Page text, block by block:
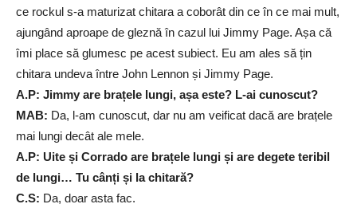
ce rockul s-a maturizat chitara a coborât din ce în ce mai mult,
ajungând aproape de gleznă în cazul lui Jimmy Page. Așa că
îmi place să glumesc pe acest subiect. Eu am ales să țin
chitara undeva între John Lennon și Jimmy Page.
A.P: Jimmy are brațele lungi, așa este? L-ai cunoscut?
MAB: Da, l-am cunoscut, dar nu am veificat dacă are brațele
mai lungi decât ale mele.
A.P: Uite și Corrado are brațele lungi și are degete teribil
de lungi… Tu cânți și la chitară?
C.S: Da, doar asta fac.